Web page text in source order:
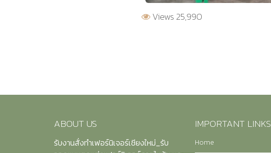
Views 25,990
ABOUT US
รับงานสั่งทำเฟอร์นิเจอร์เชียงใหม่_รับ
IMPORTANT LINKS
Home